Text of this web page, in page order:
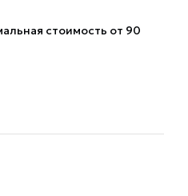
стоимость от 90